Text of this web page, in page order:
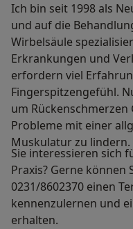
Ich bin seit 1998 als
und auf die
Wirbelsäule
Erkrankungen und
erfordern viel
Fingerspitzengefühl.
um
Probleme mit einer
Muskulatur zu lindern.
Sie interessieren sich
Praxis? Gerne können
0231/8602370 einen
kennenzulernen und
erhalten.